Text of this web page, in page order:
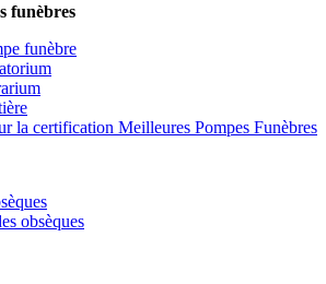
funèbres
funèbre
la certification Meilleures Pompes Funèbres
obsèques